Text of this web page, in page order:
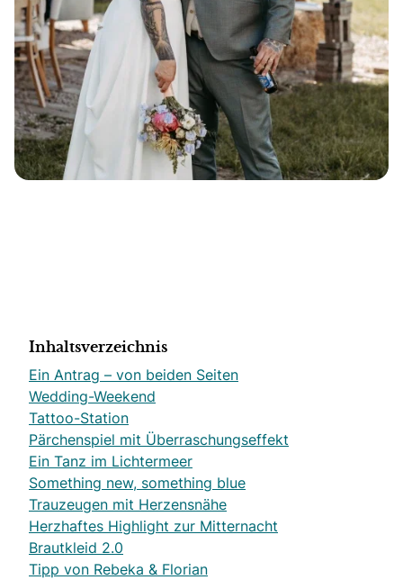
Inhaltsverzeichnis
Ein Antrag – von beiden Seiten
Wedding-Weekend
Tattoo-Station
Pärchenspiel mit Überraschungseffekt
Ein Tanz im Lichtermeer
Something new, something blue
Trauzeugen mit Herzensnähe
Herzhaftes Highlight zur Mitternacht
Brautkleid 2.0
Tipp von Rebeka & Florian